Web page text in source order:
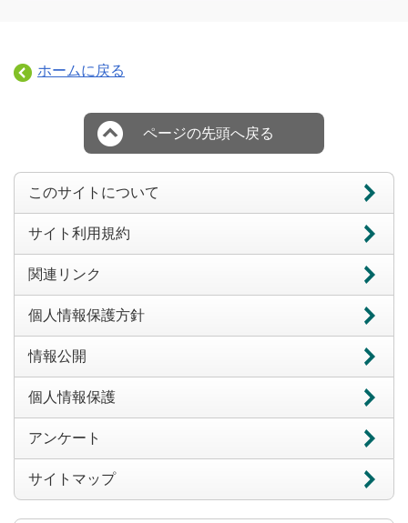
ホームに戻る
ページの先頭へ戻る
このサイトについて
サイト利用規約
関連リンク
個人情報保護方針
情報公開
個人情報保護
アンケート
サイトマップ